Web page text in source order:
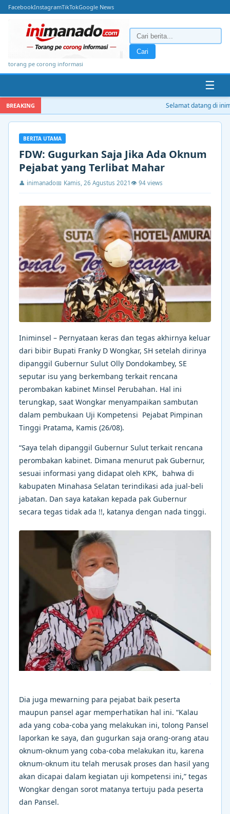
FacebookInstagramTikTokGoogle News
torang pe corong informasi
Cari
☰
BREAKING Selamat datang di
BERITA UTAMA
FDW: Gugurkan Saja Jika Ada Oknum
Pejabat yang Terlibat Mahar
👤 inimanado📅 Kamis, 26 Agustus 2021 👁 94 views
Iniminsel – Pernyataan keras dan tegas akhirnya keluar
dari bibir Bupati Franky D Wongkar, SH setelah dirinya
dipanggil Gubernur Sulut Olly Dondokambey, SE
seputar isu yang berkembang terkait rencana
perombakan kabinet Minsel Perubahan. Hal ini
terungkap, saat Wongkar menyampaikan sambutan
dalam pembukaan Uji Kompetensi Pejabat Pimpinan
Tinggi Pratama, Kamis (26/08).
“Saya telah dipanggil Gubernur Sulut terkait rencana
perombakan kabinet. Dimana menurut pak Gubernur,
sesuai informasi yang didapat oleh KPK, bahwa di
kabupaten Minahasa Selatan terindikasi ada jual-beli
jabatan. Dan saya katakan kepada pak Gubernur
secara tegas tidak ada !!, katanya dengan nada tinggi.
Dia juga mewarning para pejabat baik peserta
maupun pansel agar memperhatikan hal ini. “Kalau
ada yang coba-coba yang melakukan ini, tolong Pansel
laporkan ke saya, dan gugurkan saja orang-orang atau
oknum-oknum yang coba-coba melakukan itu, karena
oknum-oknum itu telah merusak proses dan hasil yang
akan dicapai dalam kegiatan uji kompetensi ini,” tegas
Wongkar dengan sorot matanya tertuju pada peserta
dan Pansel.